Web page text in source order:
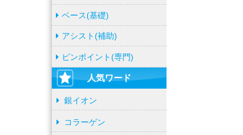
ベース(基礎)
アシスト(補助)
ピンポイント(専門)
人気ワード
銀イオン
コラーゲン